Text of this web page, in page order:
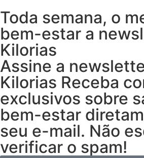
Toda semana, o
bem-estar a
Kilorias
Assine a
Kilorias Receba
exclusivos sobre
bem-estar
seu e-mail. Não
verificar o spam!